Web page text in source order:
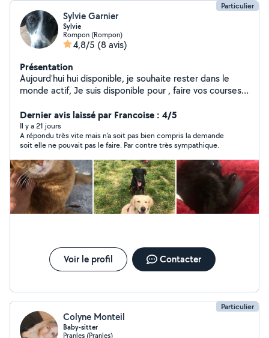
Particulier
Sylvie Garnier
Sylvie
Rompon (Rompon)
4,8/5 (8 avis)
Présentation
Aujourd'hui hui disponible, je souhaite rester dans le
monde actif, Je suis disponible pour , faire vos courses
Dernier avis laissé par Francoise : 4/5
Il y a 21 jours
A répondu très vite mais n'a soit pas bien compris la demande
soit elle ne pouvait pas le faire. Par contre très sympathique.
Voir le profil Contacter
Particulier
Colyne Monteil
Baby-sitter
Pranles (Pranles)